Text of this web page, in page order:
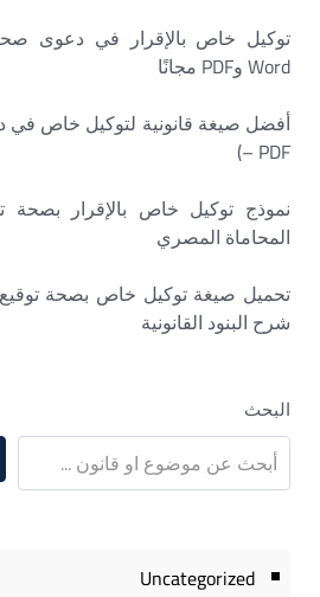
توكيل خاص بالإقرار في دعوى
Word وPDF مجانًا
– PDF)
نموذج توكيل خاص بالإقرار بصحة
المحاماة المصري
شرح البنود القانونية
البحث
Uncategorized